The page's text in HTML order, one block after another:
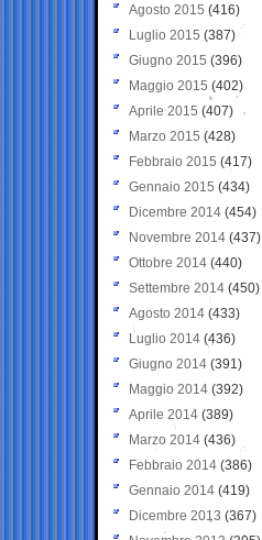
Agosto 2015 (416)
Luglio 2015 (387)
Giugno 2015 (396)
Maggio 2015 (402)
Aprile 2015 (407)
Marzo 2015 (428)
Febbraio 2015 (417)
Gennaio 2015 (434)
Dicembre 2014 (454)
Novembre 2014 (437)
Ottobre 2014 (440)
Settembre 2014 (450)
Agosto 2014 (433)
Luglio 2014 (436)
Giugno 2014 (391)
Maggio 2014 (392)
Aprile 2014 (389)
Marzo 2014 (436)
Febbraio 2014 (386)
Gennaio 2014 (419)
Dicembre 2013 (367)